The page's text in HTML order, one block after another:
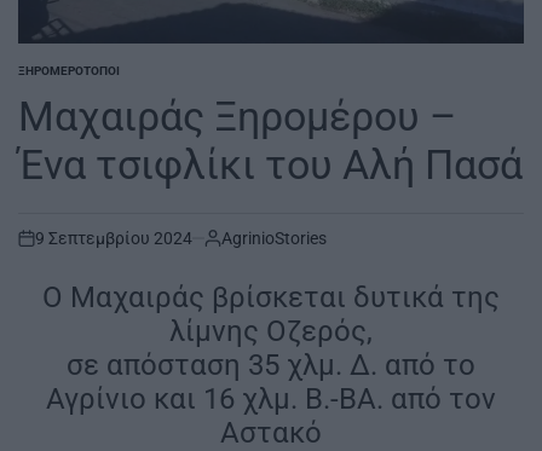
POSTED
ΞΗΡΟΜΕΡΟΤΌΠΟΙ
Μαχαιράς Ξηρομέρου –
Ένα τσιφλίκι του Αλή Πασά
on
9 Σεπτεμβρίου 2024 AgrinioStories
Ο Μαχαιράς βρίσκεται δυτικά της
λίμνης Οζερός,
σε απόσταση 35 χλμ. Δ. από το
Αγρίνιο και 16 χλμ. Β.-ΒΑ. από τον
Αστακό